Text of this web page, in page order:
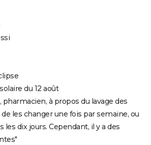
du 12 août
pharmacien, à propos du lavage des
de les changer une fois par semaine, ou
dix jours. Cependant, il y a des